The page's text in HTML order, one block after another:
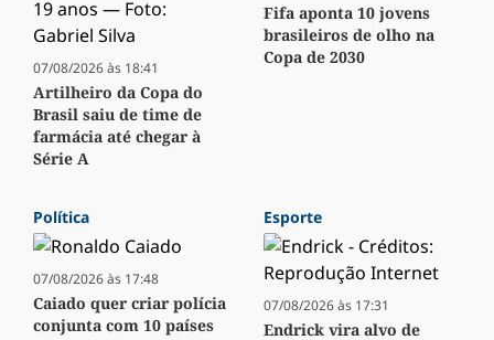
07/08/2026 às 18:41
Artilheiro da Copa do
Brasil saiu de time de
farmácia até chegar à
Série A
Fifa aponta 10 jovens
brasileiros de olho na
Copa de 2030
Política
07/08/2026 às 17:48
Caiado quer criar polícia
conjunta com 10 países
Esporte
07/08/2026 às 17:31
Endrick vira alvo de